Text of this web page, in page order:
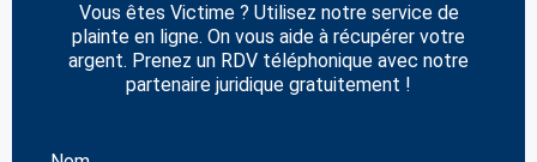
Vous êtes Victime ? Utilisez notre service de
plainte en ligne. On vous aide à récupérer votre
argent. Prenez un RDV téléphonique avec notre
partenaire juridique gratuitement !